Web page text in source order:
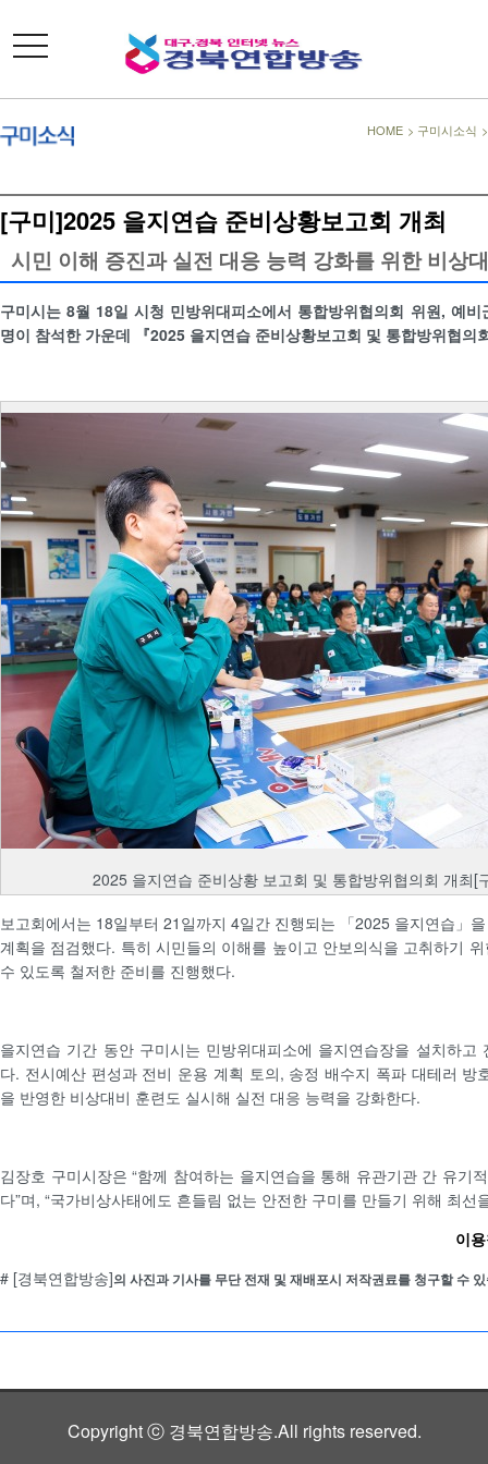
toggle
navigation
HOME > 구미시소식
[구미]2025 을지연습 준비상황보고회 개최
시민 이해 증진과 실전 대응 능력 강화를 위한 비상
구미시는 8월 18일 시청 민방위대피소에서 통합방위협의회 위원, 예
명이 참석한 가운데 『2025 을지연습 준비상황보고회 및 통합방위협의
2025 을지연습 준비상황 보고회 및 통합방위협의회 개최[
보고회에서는 18일부터 21일까지 4일간 진행되는 「2025 을지연습」
계획을 점검했다. 특히 시민들의 이해를 높이고 안보의식을 고취하기
수 있도록 철저한 준비를 진행했다.
을지연습 기간 동안 구미시는 민방위대피소에 을지연습장을 설치하고
다. 전시예산 편성과 전비 운용 계획 토의, 송정 배수지 폭파 대테러 방
을 반영한 비상대비 훈련도 실시해 실전 대응 능력을 강화한다.
김장호 구미시장은 “함께 참여하는 을지연습을 통해 유관기관 간 유기
다”며, “국가비상사태에도 흔들림 없는 안전한 구미를 만들기 위해 최선
이
# [경북연합방송]의 사진과 기사를 무단 전재 및 재배포시 저작권료를 청구할 수
Copyright ⓒ 경북연합방송.All rights reserved.